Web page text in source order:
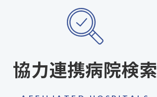
協力連携病院検索